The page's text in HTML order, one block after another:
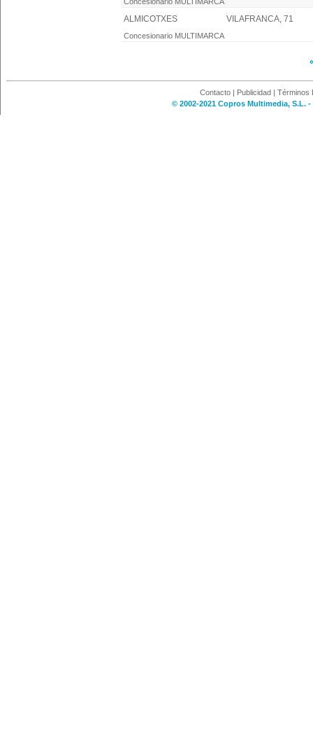
ALMICOTXES VILAFRANCA, 71
Concesionario MULTIMARCA
Contacto | Publicidad | Términos
© 2002-2021 Copros Multimedia, S.L.